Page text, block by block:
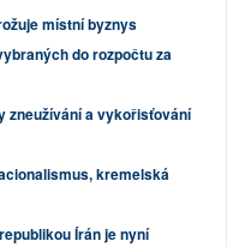
místní byznys
do rozpočtu za
zneužívání a vykořisťování
kremelská
Írán je nyní